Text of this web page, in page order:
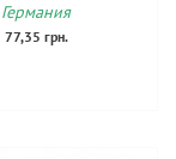
Германия
77,35 грн.